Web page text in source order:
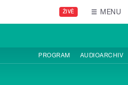
ŽIVĚ MENU
PROGRAM AUDIOARCHIV